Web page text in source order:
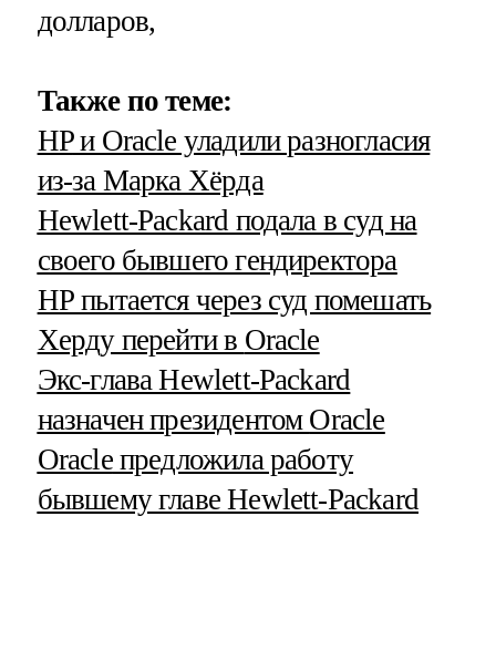
долларов,
Также по теме:
HPи Oracle уладили разногласия
из-за Марка Хёрда
Hewlett-Packard подала в суд на
своего бывшего гендиректора
НР пытается через суд помешать
Херду перейти в Oracle
Экс-глава Hewlett-Packard
назначен президентом Oracle
Oracleпредложила работу
бывшему главе Hewlett-Packard